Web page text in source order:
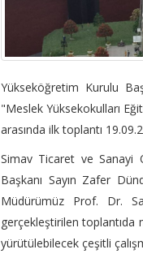
Yükseköğretim Kurulu
"Meslek Yüksekokulları
arasında ilk toplantı
Simav Ticaret ve Sanayi
Başkanı Sayın Zafer
Müdürümüz Prof. Dr.
gerçekleştirilen toplantıda
yürütülebilecek çeşitli